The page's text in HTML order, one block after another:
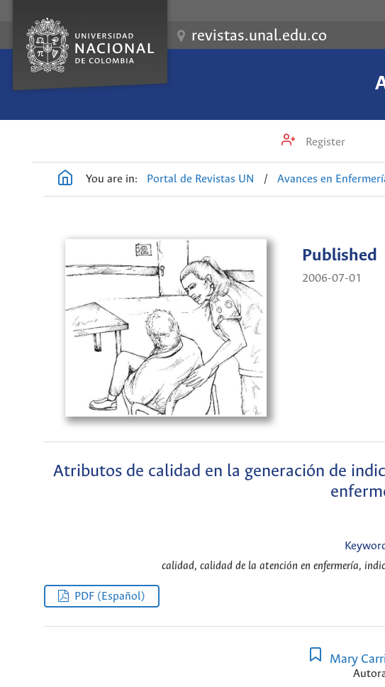
revistas.unal.edu.co
Register
You are in: Portal de Revistas UN / Avances en
Published
2006-07-01
Atributos de calidad en la generación de
calidad, calidad de la atención en enfermería,
PDF (Español)
Mary